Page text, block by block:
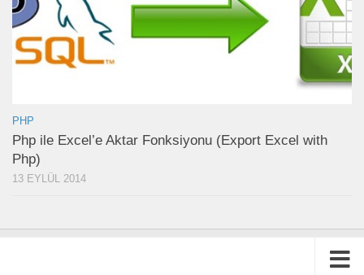
PHP
Php ile Excel’e Aktar Fonksiyonu (Export Excel with
Php)
13 EYLÜL 2014